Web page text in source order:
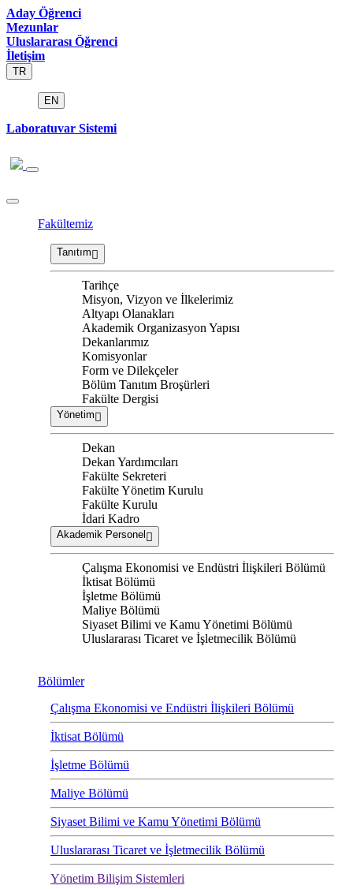
Aday Öğrenci
Mezunlar
Uluslararası Öğrenci
İletişim
TR
EN
Laboratuvar Sistemi
Fakültemiz
Tanıtım
Tarihçe
Misyon, Vizyon ve İlkelerimiz
Altyapı Olanakları
Akademik Organizasyon Yapısı
Dekanlarımız
Komisyonlar
Form ve Dilekçeler
Bölüm Tanıtım Broşürleri
Fakülte Dergisi
Yönetim
Dekan
Dekan Yardımcıları
Fakülte Sekreteri
Fakülte Yönetim Kurulu
Fakülte Kurulu
İdari Kadro
Akademik Personel
Çalışma Ekonomisi ve Endüstri İlişkileri Bölümü
İktisat Bölümü
İşletme Bölümü
Maliye Bölümü
Siyaset Bilimi ve Kamu Yönetimi Bölümü
Uluslararası Ticaret ve İşletmecilik Bölümü
Bölümler
Çalışma Ekonomisi ve Endüstri İlişkileri Bölümü
İktisat Bölümü
İşletme Bölümü
Maliye Bölümü
Siyaset Bilimi ve Kamu Yönetimi Bölümü
Uluslararası Ticaret ve İşletmecilik Bölümü
Yönetim Bilişim Sistemleri